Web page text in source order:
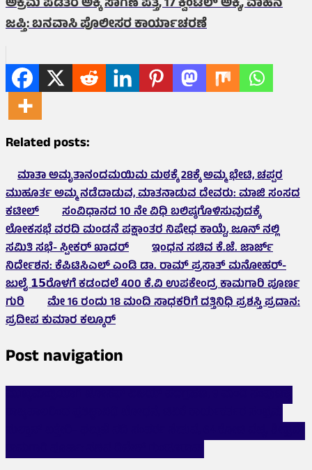
ಅಕ್ರಮ ಪಡಿತರ ಅಕ್ಕಿ ಸಾಗಣೆ ಪತ್ತೆ, 17 ಕ್ವಿಂಟಲ್ ಅಕ್ಕಿ, ವಾಹನ
ಜಪ್ತಿ: ಬನವಾಸಿ ಪೊಲೀಸರ ಕಾರ್ಯಾಚರಣೆ
Related posts:
ಮಾತಾ ಅಮೃತಾನಂದಮಯಿಮ ಮಠಕ್ಕೆ 28ಕ್ಕೆ ಅಮ್ಮ ಭೇಟಿ, ಚಪ್ಪರ
ಮುಹೂರ್ತ ಅಮ್ಮ ನಡೆದಾಡುವ, ಮಾತನಾಡುವ ದೇವರು: ಮಾಜಿ ಸಂಸದ
ಕಟೀಲ್
ಸಂವಿಧಾನದ 10 ನೇ ವಿಧಿ ಬಲಿಷ್ಠಗೊಳಿಸುವುದಕ್ಕೆ
ಲೋಕಸಭೆ ವರದಿ ಮಂಡನೆ ಪಕ್ಷಾಂತರ ನಿಷೇಧ ಕಾಯ್ದೆ, ಜೂನ್ ನಲ್ಲಿ
ಸಮಿತಿ ಸಭೆ- ಸ್ಪೀಕರ್ ಖಾದರ್
ಇಂಧನ ಸಚಿವ ಕೆ.ಜೆ. ಜಾರ್ಜ್
ನಿರ್ದೇಶನ: ಕೆಪಿಟಿಸಿಎಲ್ ಎಂಡಿ ಡಾ. ರಾಮ್ ಪ್ರಸಾತ್ ಮನೋಹರ್-
ಜುಲೈ 𝟭𝟱ರೊಳಗೆ ಕಡಂದಲೆ 400 ಕೆ.ವಿ ಉಪಕೇಂದ್ರ ಕಾಮಗಾರಿ ಪೂರ್ಣ
ಗುರಿ
ಮೇ 16 ರಂದು 18 ಮಂದಿ ಸಾಧಕರಿಗೆ ದತ್ತಿನಿಧಿ ಪ್ರಶಸ್ತಿ ಪ್ರದಾನ:
ಪ್ರದೀಪ ಕುಮಾರ ಕಲ್ಕೂರ್
Post navigation